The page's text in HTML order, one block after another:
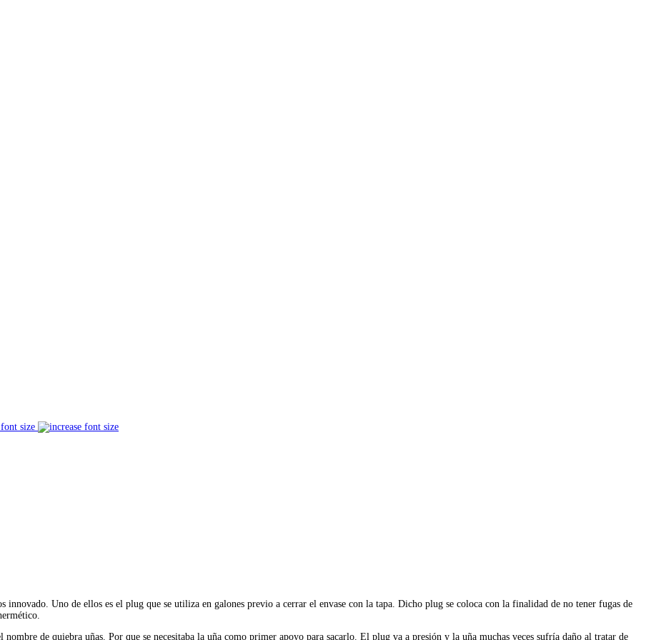
size
innovado. Uno de ellos es el plug que se utiliza en galones previo a cerrar el envase con la tapa. Dicho plug se coloca con la finalidad de no tener fugas de
de quiebra uñas. Por que se necesitaba la uña como primer apoyo para sacarlo. El plug va a presión y la uña muchas veces sufría daño al tratar de